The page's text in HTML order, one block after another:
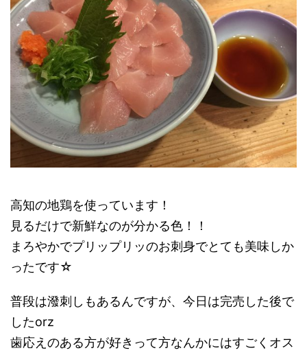
高知の地鶏を使っています！
見るだけで新鮮なのが分かる色！！
まろやかでプリップリッのお刺身でとても美味しか
ったです☆
普段は潑刺しもあるんですが、今日は完売した後で
したorz
歯応えのある方が好きって方なんかにはすごくオス